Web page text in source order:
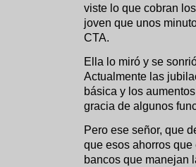
viste lo que cobran
joven que unos
CTA.
Ella lo miró y se
Actualmente las
básica y los
gracia de algunos
Pero ese señor, que
que esos ahorros
bancos que manejan